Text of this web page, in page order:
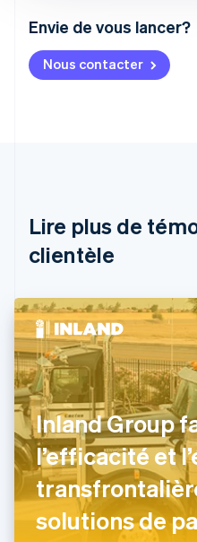
Envie de vous lancer?
Nous contacter
Lire plus de
clientèle
Inland Group
l’efficacité et
solutions de
Allemagne
DeutschEnglish
Australie
Bulgarie
English
Canada
Chine continentale
简体中文English
Chypre
English
Croatie
EnglishItaliano
Danemark
English
Émirats arabes unis
English
Espagne
Español
Estonie